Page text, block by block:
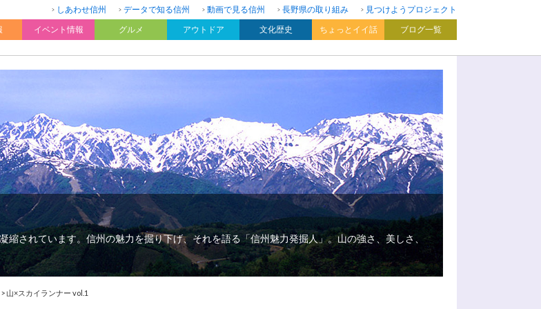
しあわせ信州 データで知る信州 動画で見る信州 長野県の取り組み
見つけようプロジェクト
イベント情報 グルメ アウトドア 文化歴史 ちょっとイイ話 ブログ一覧
されています。信州の魅力を掘り下げ、それを語る「信州魅力発掘人」。山の強さ、美しさ、
> 山×スカイランナー vol.1